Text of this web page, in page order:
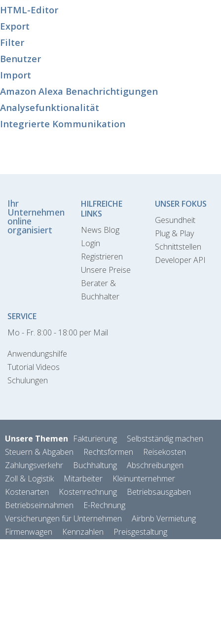
HTML-Editor
Export
Filter
Benutzer
Import
Amazon Alexa Benachrichtigungen
Analysefunktionalität
Integrierte Kommunikation
Ihr
Unternehmen
online
organisiert
HILFREICHE
LINKS
News Blog
Login
Registrieren
Unsere Preise
Berater &
Buchhalter
UNSER FOKUS
Gesundheit
Plug & Play
Schnittstellen
Developer API
SERVICE
Mo - Fr. 8:00 - 18:00 per Mail
Anwendungshilfe
Tutorial Videos
Schulungen
Unsere Themen Fakturierung
Selbstständig machen
Steuern & Abgaben
Rechtsformen
Reisekosten
Zahlungsverkehr
Buchhaltung
Abschreibungen
Zoll & Logistik
Mitarbeiter
Kleinunternehmer
Kostenarten
Kostenrechnung
Betriebsausgaben
Betriebseinnahmen
E-Rechnung
Versicherungen für Unternehmen
Airbnb Vermietung
Firmenwagen
Kennzahlen
Preisgestaltung